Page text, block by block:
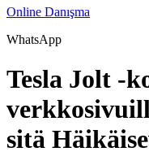
Online Danışma
WhatsApp
Tesla Jolt -
sitä